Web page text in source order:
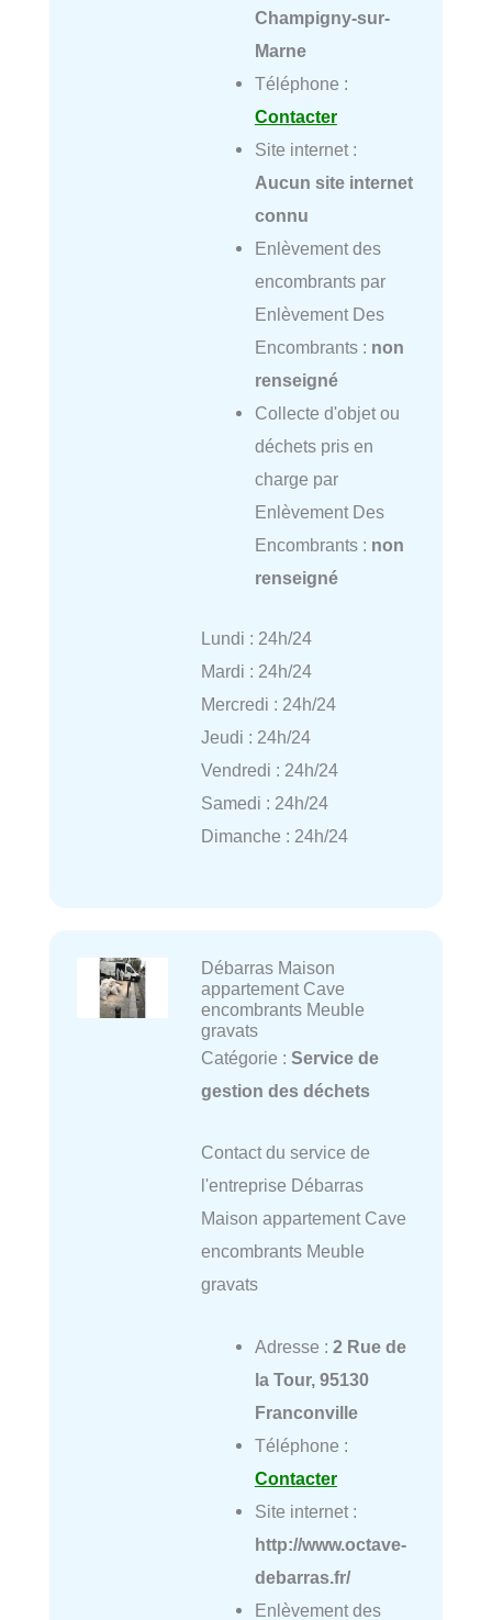
Champigny-sur-
Marne
Téléphone :
Contacter
Site internet :
Aucun site internet
connu
Enlèvement des
encombrants par
Enlèvement Des
Encombrants : non
renseigné
Collecte d'objet ou
déchets pris en
charge par
Enlèvement Des
Encombrants : non
renseigné
Lundi : 24h/24
Mardi : 24h/24
Mercredi : 24h/24
Jeudi : 24h/24
Vendredi : 24h/24
Samedi : 24h/24
Dimanche : 24h/24
Débarras Maison
appartement Cave
encombrants Meuble
gravats
Catégorie : Service de
gestion des déchets
Contact du service de
l'entreprise Débarras
Maison appartement Cave
encombrants Meuble
gravats
Adresse : 2 Rue de
la Tour, 95130
Franconville
Téléphone :
Contacter
Site internet :
http://www.octave-
debarras.fr/
Enlèvement des